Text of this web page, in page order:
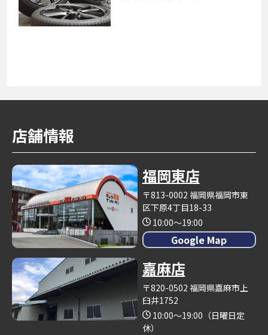
店舗情報
福岡東店
〒813-0002 福岡県福岡市東
区下原4丁目18-33
10:00～19:00
Google Map
嘉麻店
〒820-0502 福岡県嘉麻市上
臼井1752
10:00～19:00（日曜日定
休）